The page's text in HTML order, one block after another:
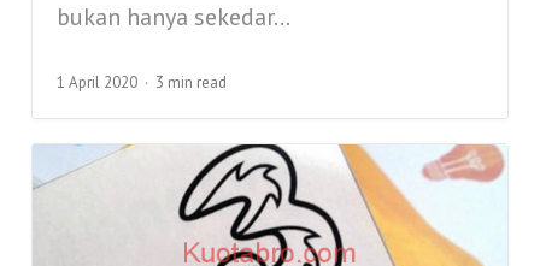
bukan hanya sekedar...
1 April 2020 3 min read